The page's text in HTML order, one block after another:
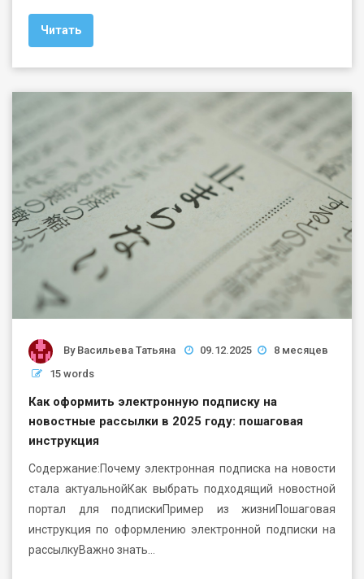
Читать
By Васильева Татьяна 09.12.2025
8 месяцев
15 words
Как оформить электронную подписку на
новостные рассылки в 2025 году: пошаговая
инструкция
Содержание:Почему электронная подписка на новости
стала актуальнойКак выбрать подходящий новостной
портал для подпискиПример из жизниПошаговая
инструкция по оформлению электронной подписки на
рассылкуВажно знать…